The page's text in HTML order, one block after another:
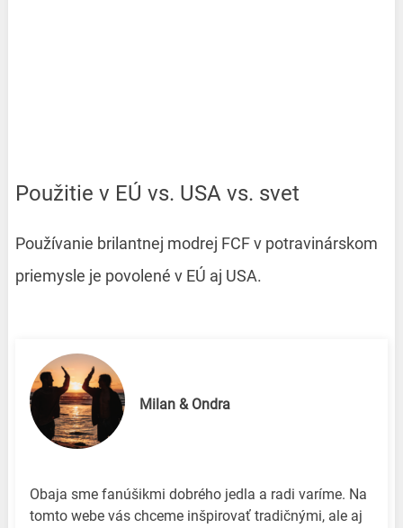
Použitie v EÚ vs. USA vs. svet
Používanie brilantnej modrej FCF v potravinárskom
priemysle je povolené v EÚ aj USA.
Milan & Ondra
Obaja sme fanúšikmi dobrého jedla a radi varíme. Na
tomto webe vás chceme inšpirovať tradičnými, ale aj